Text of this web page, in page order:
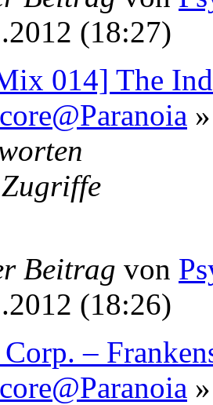
(18:27)
014] The
Zugriffe
Beitrag von
(18:26)
–